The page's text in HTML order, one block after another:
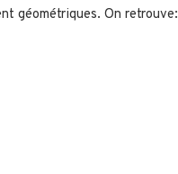
géométriques. On retrouve: